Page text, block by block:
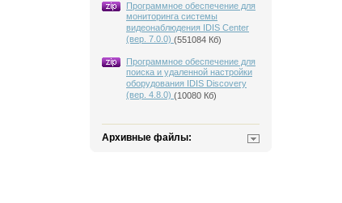
Программное обеспечение для
мониторинга системы
видеонаблюдения IDIS Center
(вер. 7.0.0) (551084 Кб)
Программное обеспечение для
поиска и удаленной настройки
оборудования IDIS Discovery
(вер. 4.8.0) (10080 Кб)
Архивные файлы: